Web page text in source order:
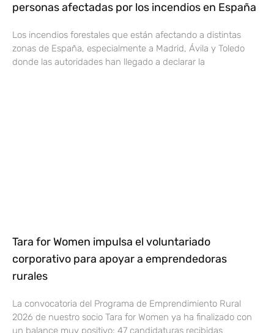
personas afectadas por los incendios en España
Los incendios forestales que están afectando a distintas
zonas de España, especialmente a Madrid, Ávila y Toledo
donde las autoridades han llegado a declarar la
Tara for Women impulsa el voluntariado
corporativo para apoyar a emprendedoras
rurales
La convocatoria del Programa de Emprendimiento Rural
2026 de nuestro socio Tara for Women ya ha finalizado con
un balance muy positivo: 47 candidaturas recibidas